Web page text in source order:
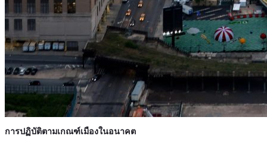
การปฏิบัติตามเกณฑ์เมืองในอนาคต